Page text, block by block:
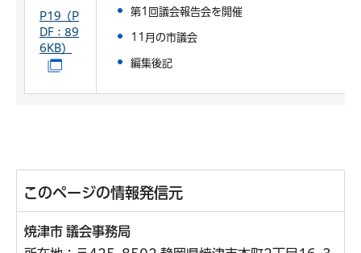
P19（P
DF：89
6KB）
（別ウインドウで開きます）
第1回議会報告会を開催
11月の市議会
編集後記
このページの情報発信元
焼津市 議会事務局